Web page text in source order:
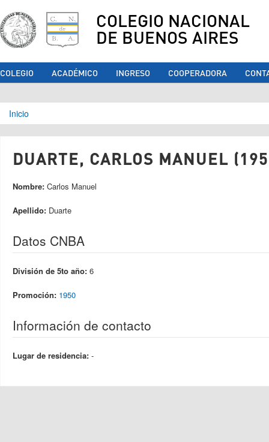
COLEGIO NACIONAL
DE BUENOS AIRES
COLEGIO ACADÉMICO INGRESO COOPERADORA
Se encuentra usted aquí
Inicio
DUARTE, CARLOS MANUEL
Nombre: Carlos Manuel
Apellido: Duarte
Datos CNBA
División de 5to año: 6
Promoción: 1950
Información de contacto
Lugar de residencia: -